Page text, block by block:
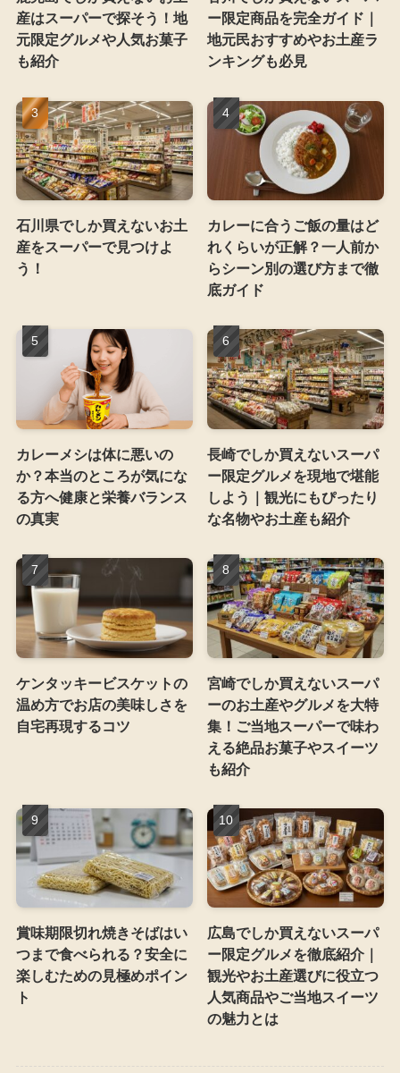
産はスーパーで探そう！地
元限定グルメや人気お菓子
も紹介
ー限定商品を完全ガイド｜
地元民おすすめやお土産ラ
ンキングも必見
石川県でしか買えないお土
産をスーパーで見つけよ
う！
カレーに合うご飯の量はど
れくらいが正解？一人前か
らシーン別の選び方まで徹
底ガイド
カレーメシは体に悪いの
か？本当のところが気にな
る方へ健康と栄養バランス
の真実
長崎でしか買えないスーパ
ー限定グルメを現地で堪能
しよう｜観光にもぴったり
な名物やお土産も紹介
ケンタッキービスケットの
温め方でお店の美味しさを
自宅再現するコツ
宮崎でしか買えないスーパ
ーのお土産やグルメを大特
集！ご当地スーパーで味わ
える絶品お菓子やスイーツ
も紹介
賞味期限切れ焼きそばはい
つまで食べられる？安全に
楽しむための見極めポイン
ト
広島でしか買えないスーパ
ー限定グルメを徹底紹介｜
観光やお土産選びに役立つ
人気商品やご当地スイーツ
の魅力とは